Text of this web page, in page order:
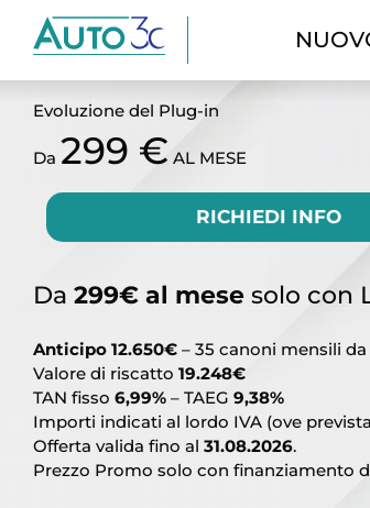
BYD SEAL U DM-I
Evoluzione del Plug-in
Da 299 € AL MESE
RICHIEDI INFO
Da 299€ al mese solo con
Anticipo 12.650€ – 35 canoni mensili da
Valore di riscatto 19.248€
TAN fisso 6,99% – TAEG 9,38%
Importi indicati al lordo IVA (ove
Offerta valida fino al 31.08.2026.
Prezzo Promo solo con finanziamento